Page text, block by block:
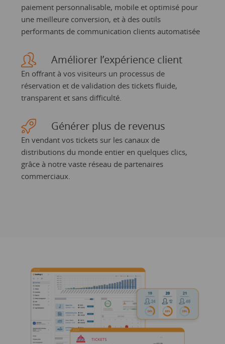
paiement personnalisable, mobile et optimisé pour
une meilleure conversion, et à des outils
performants de communication clients automatisée
Améliorer l’expérience client
En offrant à vos visiteurs un processus de
réservation et de validation des tickets fluide,
transparent et sans difficulté.
Générer plus de revenus
En vendant vos tickets sur les canaux de
distributions du monde entier en quelques clics,
grâce à notre vaste réseau de partenaires
commerciaux.